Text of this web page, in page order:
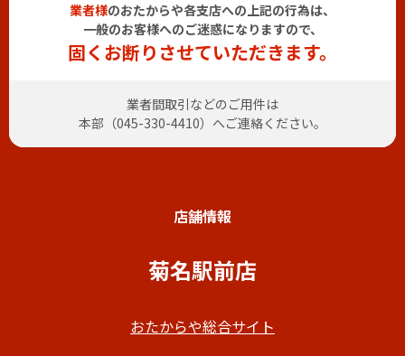
業者様のおたからや各支店への上記の行為は、
一般のお客様へのご迷惑になりますので、
固くお断りさせていただきます。
業者間取引などのご用件は
本部（045-330-4410）へご連絡ください。
店舗情報
菊名駅前店
おたからや総合サイト